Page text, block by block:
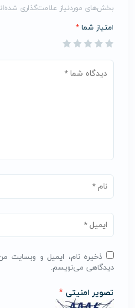
بخش‌های موردنیاز علامت‌گذاری
امتیاز شما *
ذخیره نام، ایمیل و وبسایت
دیدگاهی می‌نویسم.
تصویر امنیتی *